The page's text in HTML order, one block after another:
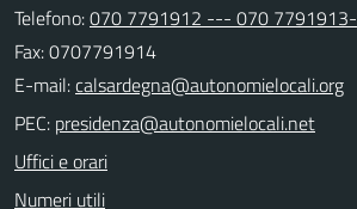
Telefono:070 7791912 --- 070 7791913-
Fax: 0707791914
E-mail:
PEC:
Uffici e orari
Numeri utili